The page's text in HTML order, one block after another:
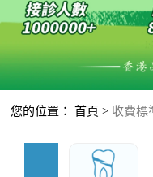
您的位置：首頁 > 收費標